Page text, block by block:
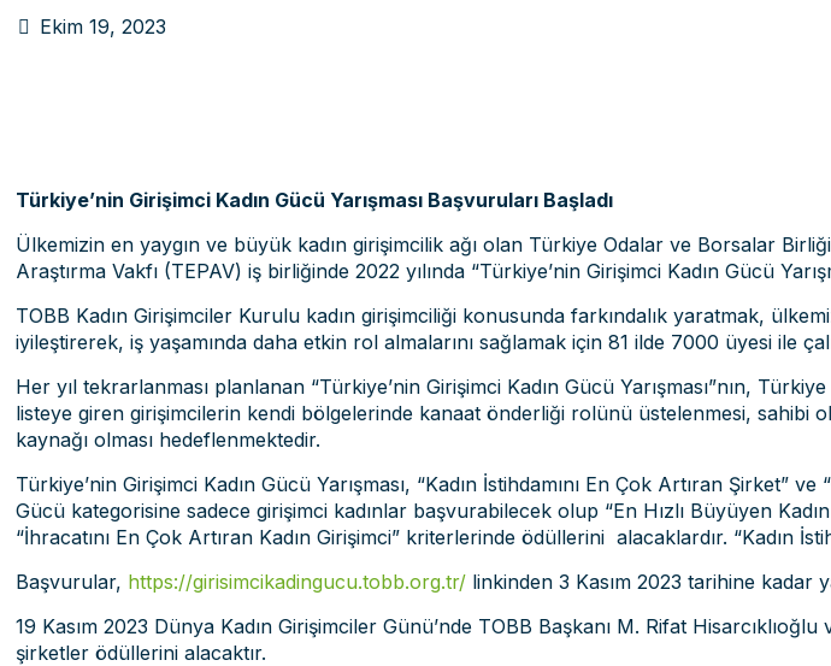
Ekim 19, 2023
Türkiye’nin Girişimci Kadın Gücü Yarışması Başvuruları Başladı
Ülkemizin en yaygın ve büyük kadın girişimcilik ağı olan Türkiye Odalar ve Borsalar
Araştırma Vakfı (TEPAV) iş birliğinde 2022 yılında “Türkiye’nin Girişimci Kadın Gücü
TOBB Kadın Girişimciler Kurulu kadın girişimciliği konusunda farkındalık yaratmak,
iyileştirerek, iş yaşamında daha etkin rol almalarını sağlamak için 81 ilde 7000 üyesi ile
Her yıl tekrarlanması planlanan “Türkiye’nin Girişimci Kadın Gücü Yarışması”nın,
listeye giren girişimcilerin kendi bölgelerinde kanaat önderliği rolünü üstelenmesi, sahibi
kaynağı olması hedeflenmektedir.
Türkiye’nin Girişimci Kadın Gücü Yarışması, “Kadın İstihdamını En Çok Artıran Şirket”
Gücü kategorisine sadece girişimci kadınlar başvurabilecek olup “En Hızlı Büyüyen
“İhracatını En Çok Artıran Kadın Girişimci” kriterlerinde ödüllerini alacaklardır. “Kadın
Başvurular, https://girisimcikadingucu.tobb.org.tr/ linkinden 3 Kasım 2023 tarihine kadar
19 Kasım 2023 Dünya Kadın Girişimciler Günü’nde TOBB Başkanı M. Rifat
şirketler ödüllerini alacaktır.